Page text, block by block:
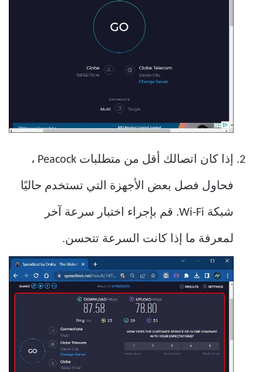
إذا كان اتصالك أقل من متطلبات Peacock ،
فحاول فصل بعض الأجهزة التي تستخدم حاليًا
شبكة Wi-Fi. قم بإجراء اختبار سرعة آخر
لمعرفة ما إذا كانت السرعة تتحسن.